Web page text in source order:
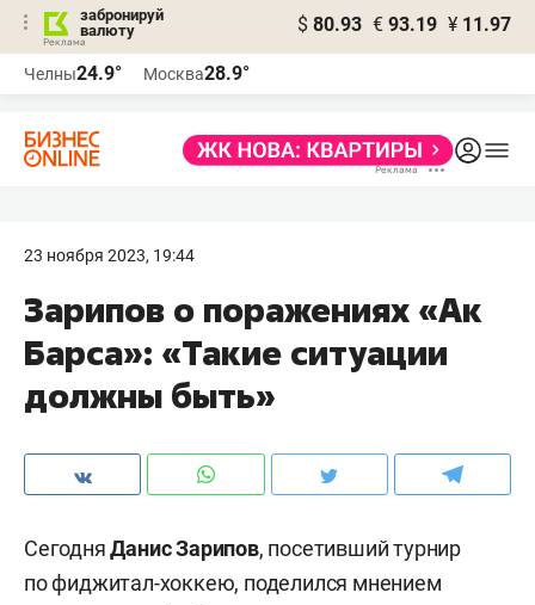
забронируй
валюту
$ 80.93 € 93.19 ¥ 11.97
Челны24.9° Москва28.9°
23 ноября 2023, 19:44
Зарипов о поражениях «Ак
Барса»: «Такие ситуации
должны быть»
СегодняДанис Зарипов, посетивший турнир
по фиджитал-хоккею, поделился мнением